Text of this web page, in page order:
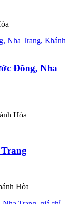
Đồng, Nha
Hòa
Hòa